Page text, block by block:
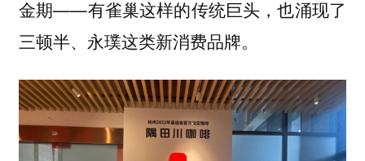
金期——有雀巢这样的传统巨头，也涌现了
三顿半、永璞这类新消费品牌。